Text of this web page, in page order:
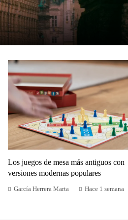
Los juegos de mesa más antiguos con
versiones modernas populares
García Herrera Marta Hace 1 semana